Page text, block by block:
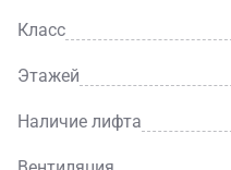
Класс
Этажей
Наличие лифта